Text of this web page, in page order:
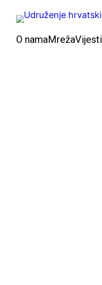
Skoči
sadržaja
O namaMrežaVijesti